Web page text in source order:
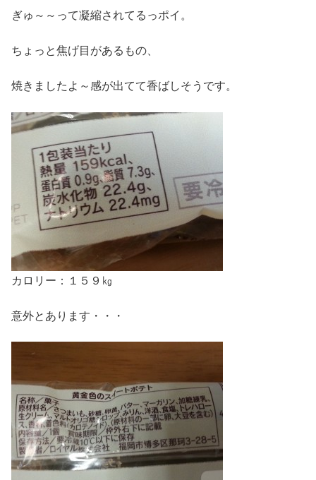
ぎゅ～～って凝縮されてるっポイ。
ちょっと焦げ目があるもの、
焼きましたよ～感が出てて香ばしそうです。
カロリー：１５９㎏
意外とあります・・・